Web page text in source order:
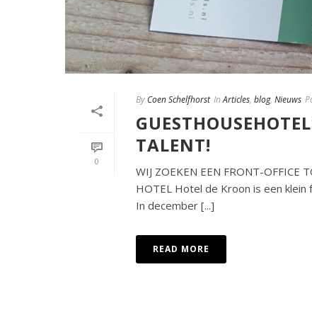
0
By Coen Schelfhorst In Articles, blog, Nieuws
TALENT!
WIJ ZOEKEN EEN FRONT-OFFICE
HOTEL Hotel de Kroon is een
In december [...]
READ MORE